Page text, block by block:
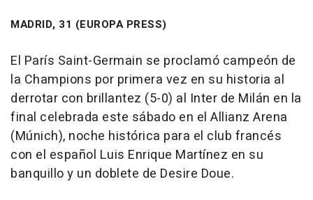
MADRID, 31 (EUROPA PRESS)
El París Saint-Germain se proclamó campeón de
la Champions por primera vez en su historia al
derrotar con brillantez (5-0) al Inter de Milán en la
final celebrada este sábado en el Allianz Arena
(Múnich), noche histórica para el club francés
con el español Luis Enrique Martínez en su
banquillo y un doblete de Desire Doue.